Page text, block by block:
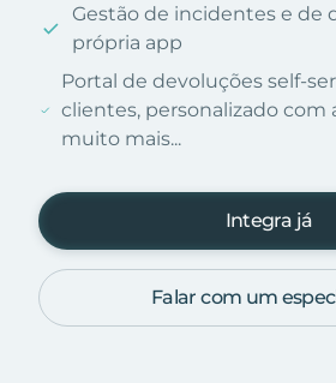
Gestão de incidentes e de
própria app
Portal de devoluções self-
clientes, personalizado com
muito mais...
Integra já
Falar com um